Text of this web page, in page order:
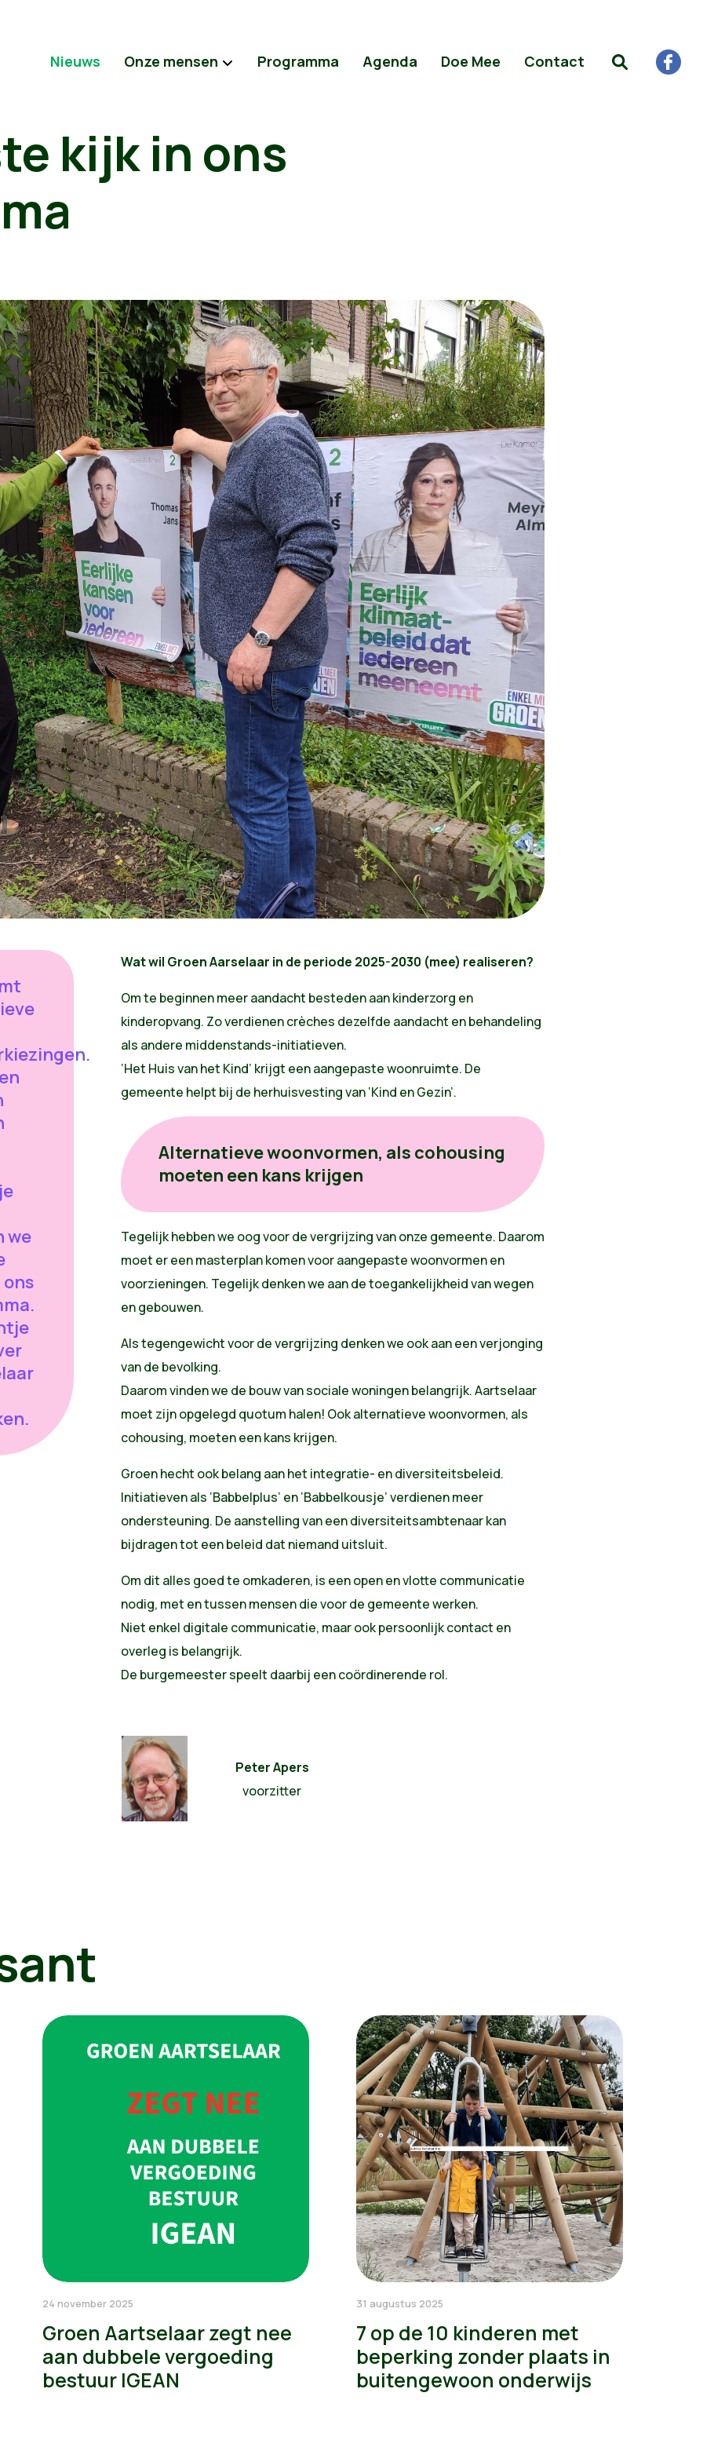
Nieuws Onze mensen Programma Agenda Doe Mee Contact
kijk in ons
we
ons
Wat wil Groen Aarselaar in de periode 2025-2030 (mee) realiseren?
Om te beginnen meer aandacht besteden aan kinderzorg en
kinderopvang. Zo verdienen crèches dezelfde aandacht en behandeling
als andere middenstands-initiatieven.
‘Het Huis van het Kind’ krijgt een aangepaste woonruimte. De
gemeente helpt bij de herhuisvesting van ‘Kind en Gezin’.
Alternatieve woonvormen, als cohousing
moeten een kans krijgen
Tegelijk hebben we oog voor de vergrijzing van onze gemeente. Daarom
moet er een masterplan komen voor aangepaste woonvormen en
voorzieningen. Tegelijk denken we aan de toegankelijkheid van wegen
en gebouwen.
Als tegengewicht voor de vergrijzing denken we ook aan een verjonging
van de bevolking.
Daarom vinden we de bouw van sociale woningen belangrijk. Aartselaar
moet zijn opgelegd quotum halen! Ook alternatieve woonvormen, als
cohousing, moeten een kans krijgen.
Groen hecht ook belang aan het integratie- en diversiteitsbeleid.
Initiatieven als ‘Babbelplus’ en ‘Babbelkousje’ verdienen meer
ondersteuning. De aanstelling van een diversiteitsambtenaar kan
bijdragen tot een beleid dat niemand uitsluit.
Om dit alles goed te omkaderen, is een open en vlotte communicatie
nodig, met en tussen mensen die voor de gemeente werken.
Niet enkel digitale communicatie, maar ook persoonlijk contact en
overleg is belangrijk.
De burgemeester speelt daarbij een coördinerende rol.
Peter Apers
voorzitter
24 november 2025
Groen Aartselaar zegt nee
aan dubbele vergoeding
bestuur IGEAN
31 augustus 2025
7 op de 10 kinderen met
beperking zonder plaats in
buitengewoon onderwijs